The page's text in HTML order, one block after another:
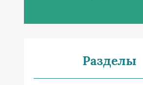
Разделы